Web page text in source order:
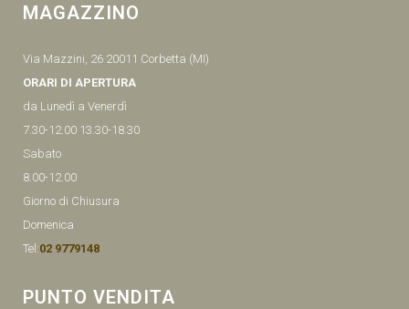
MAGAZZINO
Via Mazzini, 26 20011 Corbetta (MI)
ORARI DI APERTURA
da Lunedì a Venerdì
7.30-12.00 13.30-18.30
Sabato
8.00-12.00
Giorno di Chiusura
Domenica
Tel:02 9779148
PUNTO VENDITA